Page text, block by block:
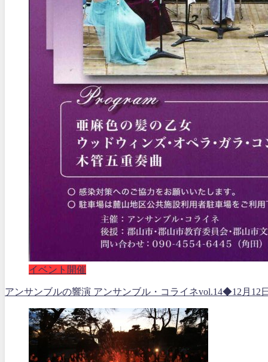
イベント開催
アンサンブルの響演 アンサンブル・コライネvol.14◆12月12